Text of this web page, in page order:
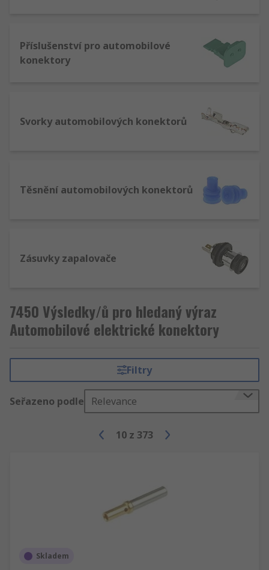
Příslušenství pro automobilové
konektory
Svorky automobilových konektorů
Těsnění automobilových konektorů
Zásuvky zapalovače
7450 Výsledky/ů pro hledaný výraz
Automobilové elektrické konektory
Filtry
Seřazeno podle Relevance
10 z 373
Skladem